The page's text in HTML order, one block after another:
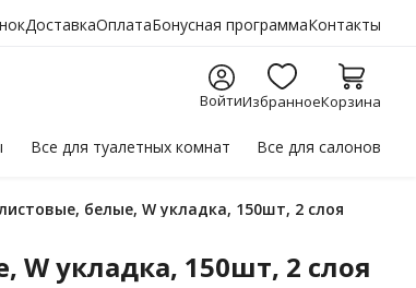
ДоставкаОплатаБонусная программаКонтакты
ВойтиИзбранноеКорзина
Все для туалетных комнат Все для салонов
белые, W укладка, 150шт, 2 слоя
укладка, 150шт, 2 слоя